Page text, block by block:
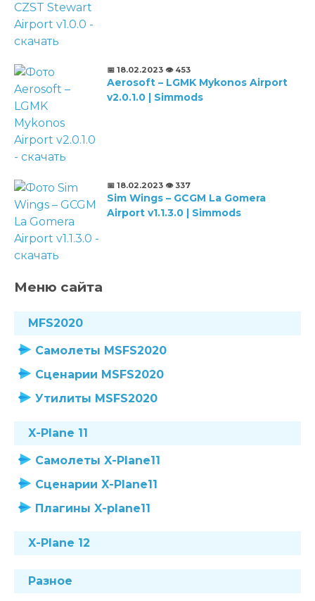
📅 18.02.2023 👁️ 453
Aerosoft – LGMK Mykonos Airport
v2.0.1.0 | Simmods
📅 18.02.2023 👁️ 337
Sim Wings – GCGM La Gomera
Airport v1.1.3.0 | Simmods
Меню сайта
MFS2020
Самолеты MSFS2020
Сценарии MSFS2020
Утилиты MSFS2020
X-Plane 11
Самолеты X-Plane11
Сценарии X-Plane11
Плагины X-plane11
X-Plane 12
Разное